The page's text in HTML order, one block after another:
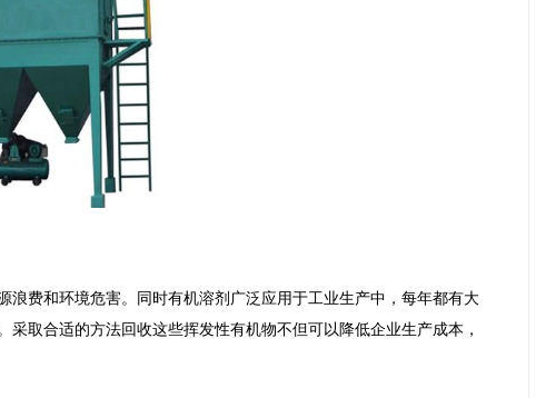
费和环境危害。同时有机溶剂广泛应用于工业生产中，每年都有大
取合适的方法回收这些挥发性有机物不但可以降低企业生产成本，